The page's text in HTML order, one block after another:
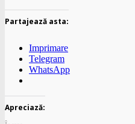
Partajează asta:
Imprimare
Telegram
WhatsApp
Apreciază: